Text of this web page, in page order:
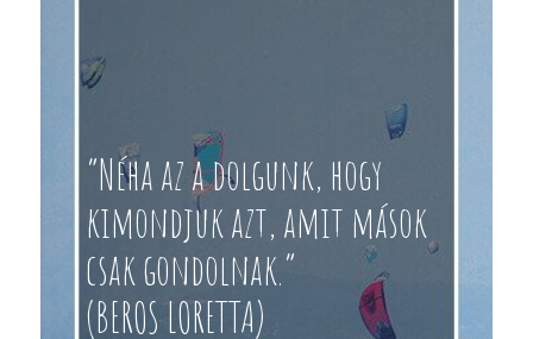
“Néha az a dolgunk, hogy
kimondjuk azt, amit mások
csak gondolnak.”
(BEROS LORETTA)